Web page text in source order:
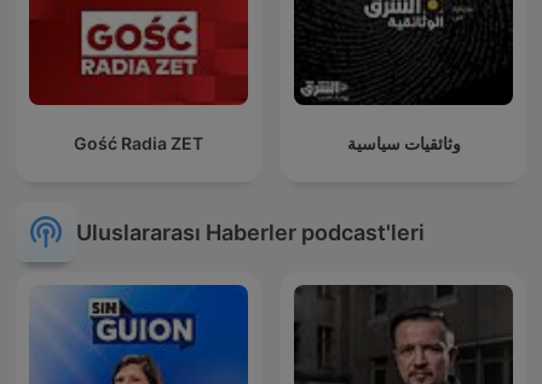
Gość Radia ZET وثائقيات سياسية
Uluslararası Haberler podcast'leri